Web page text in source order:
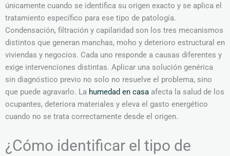
únicamente cuando se identifica su origen exacto y se aplica el
tratamiento específico para ese tipo de patología.
Condensación, filtración y capilaridad son los tres mecanismos
distintos que generan manchas, moho y deterioro estructural en
viviendas y negocios. Cada uno responde a causas diferentes y
exige intervenciones distintas. Aplicar una solución genérica
sin diagnóstico previo no solo no resuelve el problema, sino
que puede agravarlo. La humedad en casa afecta la salud de los
ocupantes, deteriora materiales y eleva el gasto energético
cuando no se trata correctamente desde el origen.
¿Cómo identificar el tipo de